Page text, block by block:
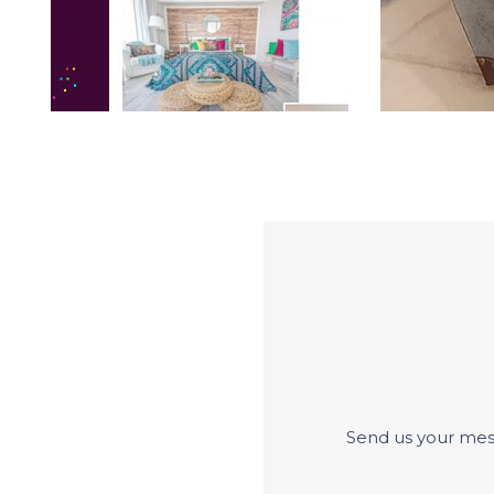
Send us your